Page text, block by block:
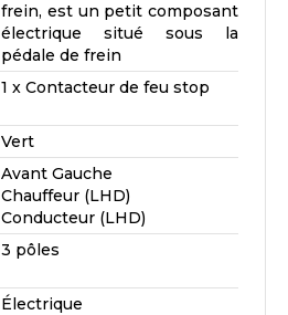
frein, est un petit composant
électrique situé sous la
pédale de frein
1 x Contacteur de feu stop
Vert
Avant Gauche
Chauffeur (LHD)
Conducteur (LHD)
3 pôles
Électrique